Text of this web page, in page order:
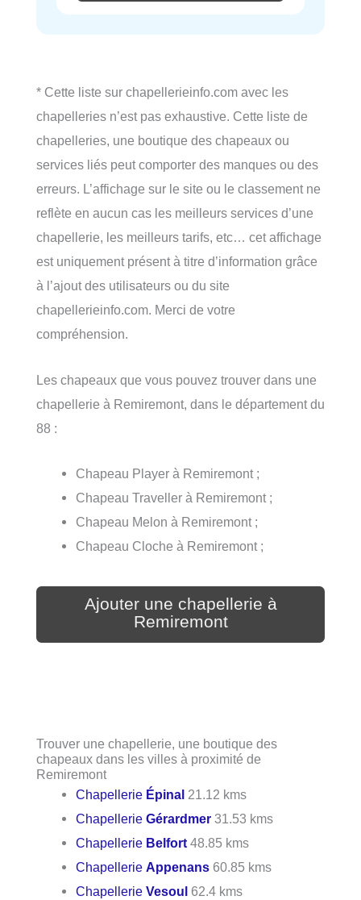
* Cette liste sur chapellerieinfo.com avec les
chapelleries n’est pas exhaustive. Cette liste de
chapelleries, une boutique des chapeaux ou
services liés peut comporter des manques ou des
erreurs. L’affichage sur le site ou le classement ne
reflète en aucun cas les meilleurs services d’une
chapellerie, les meilleurs tarifs, etc… cet affichage
est uniquement présent à titre d’information grâce
à l’ajout des utilisateurs ou du site
chapellerieinfo.com. Merci de votre
compréhension.
Les chapeaux que vous pouvez trouver dans une
chapellerie à Remiremont, dans le département du
88 :
Chapeau Player à Remiremont ;
Chapeau Traveller à Remiremont ;
Chapeau Melon à Remiremont ;
Chapeau Cloche à Remiremont ;
Ajouter une chapellerie à
Remiremont
Trouver une chapellerie, une boutique des
chapeaux dans les villes à proximité de
Remiremont
Chapellerie Épinal 21.12 kms
ChapellerieGérardmer 31.53 kms
Chapellerie Belfort 48.85 kms
ChapellerieAppenans 60.85 kms
ChapellerieVesoul 62.4 kms